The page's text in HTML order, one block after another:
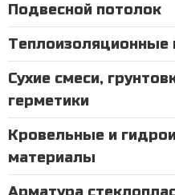
Подвесной потолок
Теплоизоляционные
Сухие смеси,
герметики
Кровельные и
материалы